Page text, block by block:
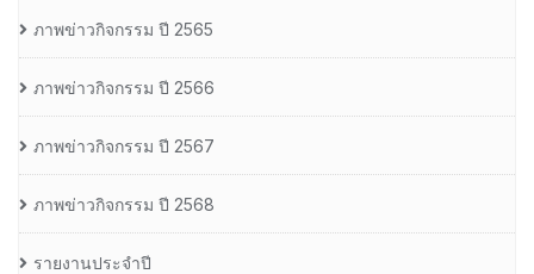
ภาพข่าวกิจกรรม ปี 2565
ภาพข่าวกิจกรรม ปี 2566
ภาพข่าวกิจกรรม ปี 2567
ภาพข่าวกิจกรรม ปี 2568
รายงานประจำปี